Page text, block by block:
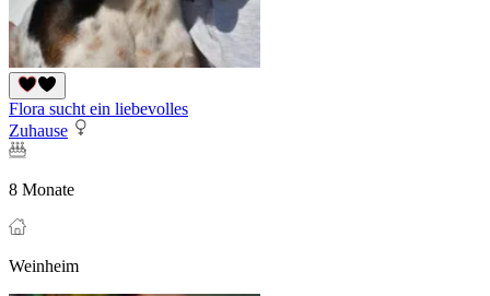
Flora sucht ein liebevolles
Zuhause
8 Monate
Weinheim